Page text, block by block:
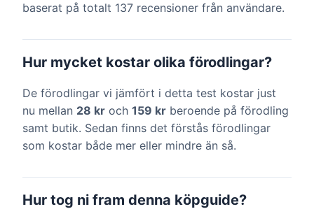
baserat på totalt 137 recensioner från användare.
Hur mycket kostar olika förodlingar?
De förodlingar vi jämfört i detta test kostar just
nu mellan 28 kr och 159 kr beroende på förodling
samt butik. Sedan finns det förstås förodlingar
som kostar både mer eller mindre än så.
Hur tog ni fram denna köpguide?